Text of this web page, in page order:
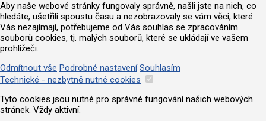
Aby naše webové stránky fungovaly správně, našli jste na nich, co
hledáte, ušetřili spoustu času a nezobrazovaly se vám věci, které
Vás nezajímají, potřebujeme od Vás souhlas se zpracováním
souborů cookies, tj. malých souborů, které se ukládají ve vašem
prohlížeči.
Odmítnout vše Podrobné nastavení Souhlasím
Technické - nezbytně nutné cookies
Tyto cookies jsou nutné pro správné fungování našich webových
stránek. Vždy aktivní.